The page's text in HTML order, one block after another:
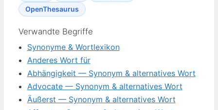
OpenThesaurus
Verwandte Begriffe
Synonyme & Wortlexikon
Anderes Wort für
Abhängigkeit — Synonym & alternatives Wort
Advocate — Synonym & alternatives Wort
Äußerst — Synonym & alternatives Wort